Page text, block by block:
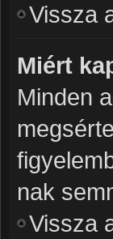
Vissza
Miért
Minden
nak
Vissza